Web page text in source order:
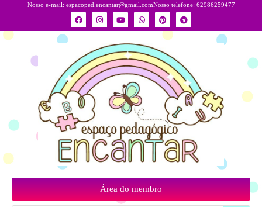
Nosso e-mail: espacoped.encantar@gmail.comNosso telefone: 62986259477
Área do membro